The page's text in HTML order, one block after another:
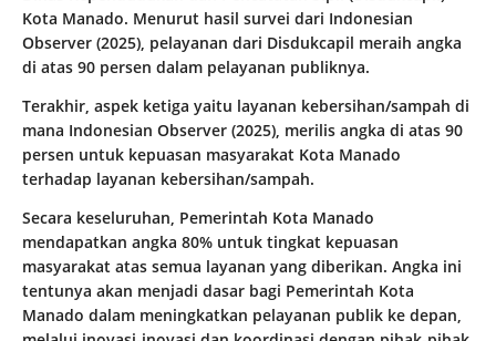
Kota Manado. Menurut hasil survei dari Indonesian
Observer (2025), pelayanan dari Disdukcapil meraih angka
di atas 90 persen dalam pelayanan publiknya.
Terakhir, aspek ketiga yaitu layanan kebersihan/sampah di
mana Indonesian Observer (2025), merilis angka di atas 90
persen untuk kepuasan masyarakat Kota Manado
terhadap layanan kebersihan/sampah.
Secara keseluruhan, Pemerintah Kota Manado
mendapatkan angka 80% untuk tingkat kepuasan
masyarakat atas semua layanan yang diberikan. Angka ini
tentunya akan menjadi dasar bagi Pemerintah Kota
Manado dalam meningkatkan pelayanan publik ke depan,